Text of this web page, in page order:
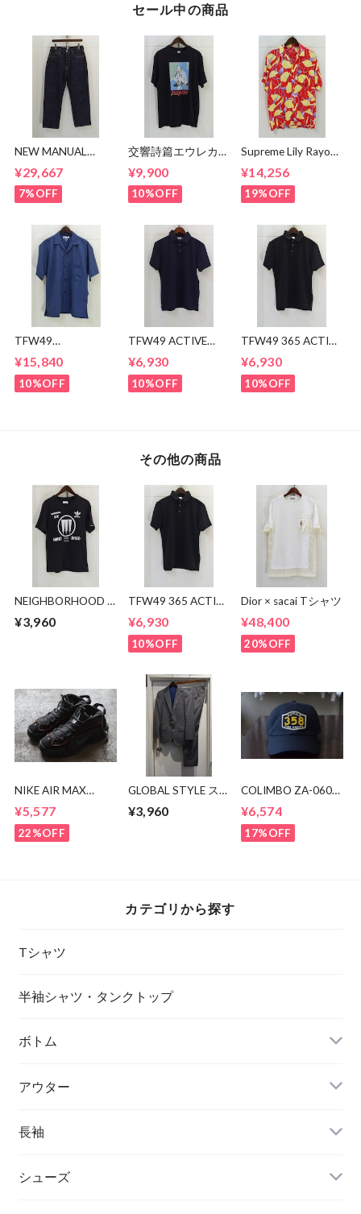
セール中の商品
NEW MANUAL
JEANS
¥29,667
7%OFF
交響詩篇エウレカセ
MOSH
MISFITS"EUREKA"
TEE
¥9,900
10%OFF
Supreme Lily Rayon
¥14,256
19%OFF
TFW49
OPEN COLLAR
SHIRTS
¥15,840
10%OFF
TFW49 ACTIVE
¥6,930
10%OFF
TFW49 365 ACTIVE
¥6,930
10%OFF
その他の商品
NEIGHBORHOOD ×
¥3,960
TFW49 365 ACTIVE
¥6,930
10%OFF
Dior × sacai Tシャツ
¥48,400
20%OFF
NIKE AIR MAX
001
¥5,577
22%OFF
GLOBAL STYLE ス
¥3,960
COLIMBO ZA-0605
Cap
¥6,574
17%OFF
カテゴリから探す
Tシャツ
半袖シャツ・タンクトップ
ボトム
アウター
長袖
シューズ